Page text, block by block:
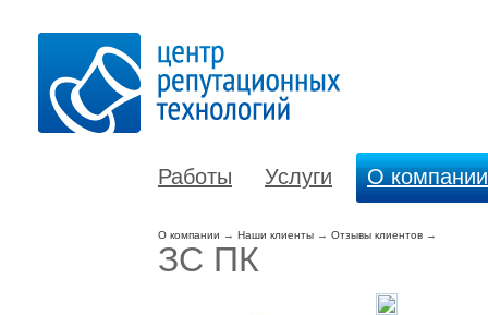
Работы Услуги О компании
О компании → Наши клиенты → Отзывы клиентов →
ЗС ПК